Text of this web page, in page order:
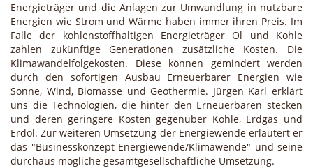
Energieträger und die Anlagen zur Umwandlung in nutzbare
Energien wie Strom und Wärme haben immer ihren Preis. Im
Falle der kohlenstoffhaltigen Energieträger Öl und Kohle
zahlen zukünftige Generationen zusätzliche Kosten. Die
Klimawandelfolgekosten. Diese können gemindert werden
durch den sofortigen Ausbau Erneuerbarer Energien wie
Sonne, Wind, Biomasse und Geothermie. Jürgen Karl erklärt
uns die Technologien, die hinter den Erneuerbaren stecken
und deren geringere Kosten gegenüber Kohle, Erdgas und
Erdöl. Zur weiteren Umsetzung der Energiewende erläutert er
das "Businesskonzept Energiewende/Klimawende" und seine
durchaus mögliche gesamtgesellschaftliche Umsetzung.